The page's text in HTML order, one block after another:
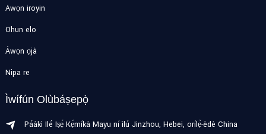
Awọn iroyin
Ohun elo
Àwọn ọjà
Nipa re
Ìwífún Olùbáṣepọ̀
Páàkì Ilé Iṣẹ́ Kẹ́míkà Mayu ní ìlú Jinzhou, Hebei, orílẹ̀-èdè China